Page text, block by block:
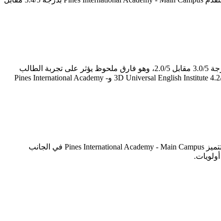
لمن يدرس بهدف اجتياز اختبار الآيلتس، يصبح هذا المحور تحديداً هو بوصلة القرار. 3D Universal English Institute تتفوق في برنامج الآيلتس بدرجة 3.0/5 مقابل 2.0/5، وهو فارق ملحوظ يؤثر على تجربة الطالب
يعكس جودة المعلمين المتخصصين وكثافة التدريب على مهارات الاختبار. أما تقييمات جوجل — التي تعكس رأي الطلاب الفعليين — فتمنح 3D Universal English Institute 4.2/5 وPines International Academy -
أبرز ما يميز 3D Universal English Institute هو الجانب الأكاديمي بدرجة 3.5/5 — وهو المحور الذي يبرز فيه على خريطة المعاهد. في المقابل، تتميز Pines International Academy - Main Campus في الجانب